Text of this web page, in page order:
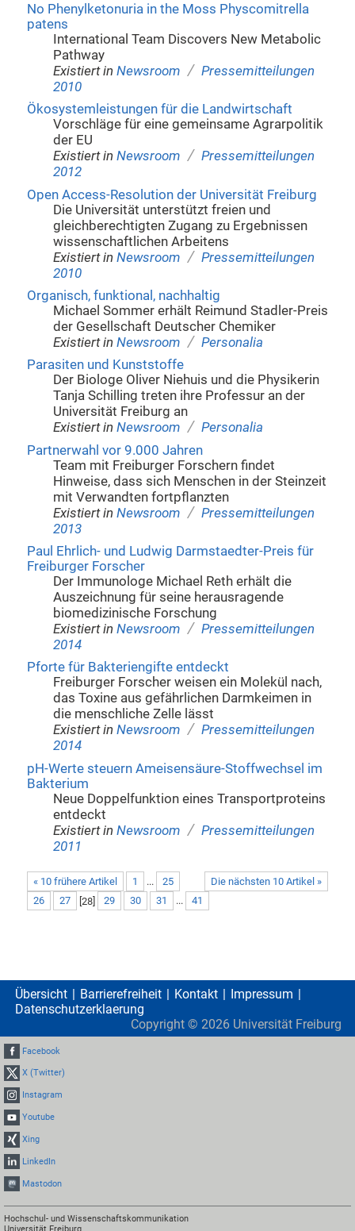
No Phenylketonuria in the Moss Physcomitrella
patens
International Team Discovers New Metabolic
Pathway
Existiert in Newsroom / Pressemitteilungen
2010
Ökosystemleistungen für die Landwirtschaft
Vorschläge für eine gemeinsame Agrarpolitik
der EU
Existiert in Newsroom / Pressemitteilungen
2012
Open Access-Resolution der Universität Freiburg
Die Universität unterstützt freien und
gleichberechtigten Zugang zu Ergebnissen
wissenschaftlichen Arbeitens
Existiert in Newsroom / Pressemitteilungen
2010
Organisch, funktional, nachhaltig
Michael Sommer erhält Reimund Stadler-Preis
der Gesellschaft Deutscher Chemiker
Existiert in Newsroom / Personalia
Parasiten und Kunststoffe
Der Biologe Oliver Niehuis und die Physikerin
Tanja Schilling treten ihre Professur an der
Universität Freiburg an
Existiert in Newsroom / Personalia
Partnerwahl vor 9.000 Jahren
Team mit Freiburger Forschern findet
Hinweise, dass sich Menschen in der Steinzeit
mit Verwandten fortpflanzten
Existiert in Newsroom / Pressemitteilungen
2013
Paul Ehrlich- und Ludwig Darmstaedter-Preis für
Freiburger Forscher
Der Immunologe Michael Reth erhält die
Auszeichnung für seine herausragende
biomedizinische Forschung
Existiert in Newsroom / Pressemitteilungen
2014
Pforte für Bakteriengifte entdeckt
Freiburger Forscher weisen ein Molekül nach,
das Toxine aus gefährlichen Darmkeimen in
die menschliche Zelle lässt
Existiert in Newsroom / Pressemitteilungen
2014
pH-Werte steuern Ameisensäure-Stoffwechsel im
Bakterium
Neue Doppelfunktion eines Transportproteins
entdeckt
Existiert in Newsroom / Pressemitteilungen
2011
« 10 frühere Artikel Die nächsten 10 Artikel »
1 ...
25
26
27 [28] 29 30 31 ... 41
Übersicht Barrierefreiheit Kontakt
Impressum
Datenschutzerklaerung
Copyright © 2026 Universität Freiburg
Facebook
X (Twitter)
Instagram
Youtube
Xing
LinkedIn
Mastodon
Hochschul- und Wissenschaftskommunikation
Universität Freiburg